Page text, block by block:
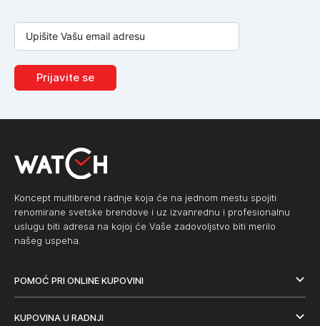
Prijavite se
Koncept multibrend radnje koja će na jednom mestu spojiti
renomirane svetske brendove i uz izvanrednu i profesionalnu
uslugu biti adresa na kojoj će Vaše zadovoljstvo biti merilo
našeg uspeha.
POMOĆ PRI ONLINE KUPOVINI
KUPOVINA U RADNJI